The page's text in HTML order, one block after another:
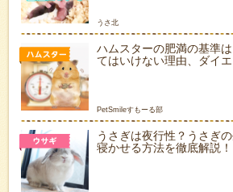
「2026年2月」
うさ北
ハムスターの肥満の基準
てはいけない理由、ダイ
PetSmileすもーる部
うさぎは夜行性？うさぎ
寝かせる方法を徹底解説！